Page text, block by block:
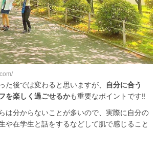
た後では変わると思いますが、
自分に合う
を楽しく過ごせるかも重要なポイントです‼
は分からないことが多いので、実際に自分の
や在学生と話をするなどして肌で感じること